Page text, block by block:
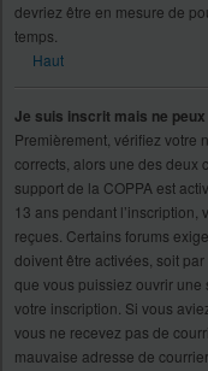
devriez être en mesure de
temps.
Haut
Je suis inscrit mais ne
Premièrement, vérifiez votre
corrects, alors une des deux
support de la COPPA est
13 ans pendant
reçues. Certains forums
doivent être activées, soit
que vous puissiez ouvrir une
votre inscription. Si vous
vous ne recevez pas de
mauvaise adresse de